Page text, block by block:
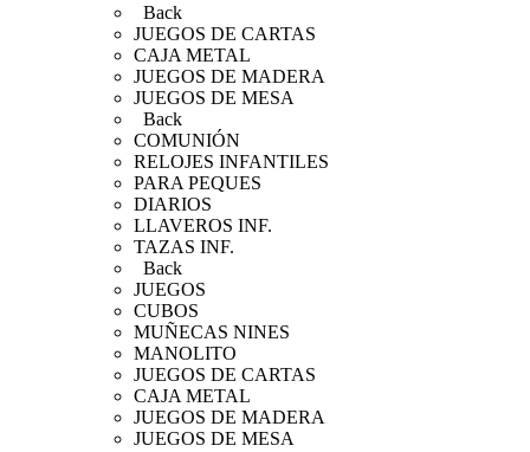
Back
JUEGOS DE CARTAS
CAJA METAL
JUEGOS DE MADERA
JUEGOS DE MESA
Back
COMUNIÓN
RELOJES INFANTILES
PARA PEQUES
DIARIOS
LLAVEROS INF.
TAZAS INF.
Back
JUEGOS
CUBOS
MUÑECAS NINES
MANOLITO
JUEGOS DE CARTAS
CAJA METAL
JUEGOS DE MADERA
JUEGOS DE MESA